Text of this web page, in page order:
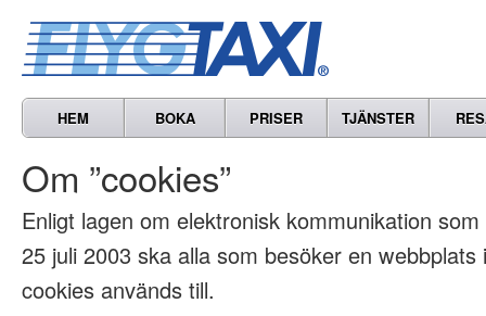
HEM BOKA PRISER TJÄNSTER
Om ”cookies”
Enligt lagen om elektronisk kommunikation
25 juli 2003 ska alla som besöker en
cookies används till.